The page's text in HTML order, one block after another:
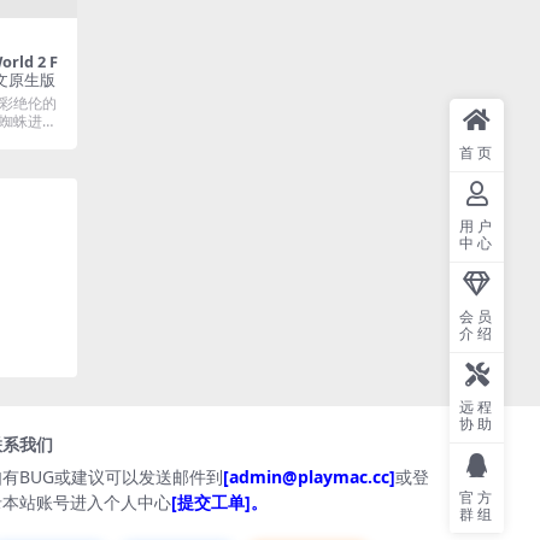
2 F
原生版
绝伦的
蛛进入
我们
BUG或建议可以发送邮件到[admin@playmac.cc]或登
站账号进入个人中心[提交工单]。
首页
用户
中心
会员
介绍
远程
协助
官方
群组